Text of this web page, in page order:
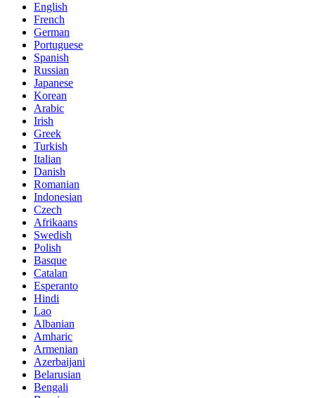
English
French
German
Portuguese
Spanish
Russian
Japanese
Korean
Arabic
Irish
Greek
Turkish
Italian
Danish
Romanian
Indonesian
Czech
Afrikaans
Swedish
Polish
Basque
Catalan
Esperanto
Hindi
Lao
Albanian
Amharic
Armenian
Azerbaijani
Belarusian
Bengali